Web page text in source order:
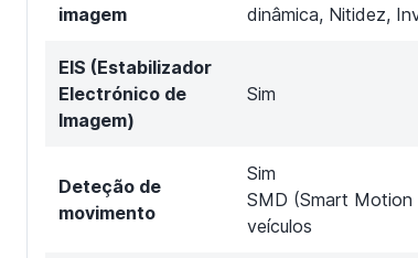
imagem
dinâmica, Nitidez,
EIS (Estabilizador
Electrónico de
Imagem)
Sim
Deteção de
movimento
Sim
SMD (Smart
veículos